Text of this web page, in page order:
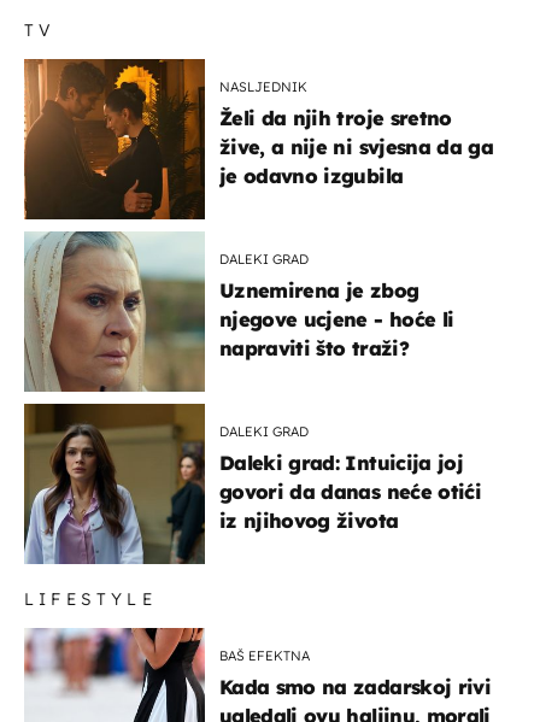
TV
NASLJEDNIK
Želi da njih troje sretno
žive, a nije ni svjesna da ga
je odavno izgubila
DALEKI GRAD
Uznemirena je zbog
njegove ucjene - hoće li
napraviti što traži?
DALEKI GRAD
Daleki grad: Intuicija joj
govori da danas neće otići
iz njihovog života
LIFESTYLE
BAŠ EFEKTNA
Kada smo na zadarskoj rivi
ugledali ovu haljinu, morali